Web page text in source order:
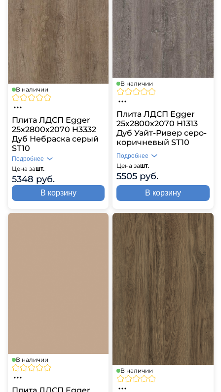
В наличии
Плита ЛДСП Egger
25х2800х2070 H3332
Дуб Небраска серый
ST10
Цена зашт.
5348 руб.
Подробнее
В корзину
В наличии
Плита ЛДСП Egger
25х2800х2070 H1313
Дуб Уайт-Ривер серо-
коричневый ST10
Цена зашт.
5505 руб.
Подробнее
В корзину
В наличии
В наличии